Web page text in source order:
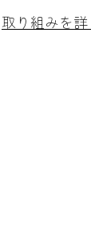
取り組みを詳